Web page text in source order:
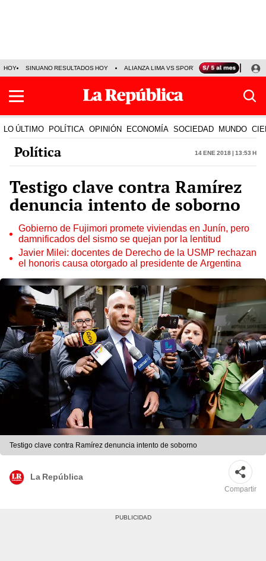
HOY SINUANO RESULTADOS HOY ALIANZA LIMA VS SPORT BOYS JORGE
LO ÚLTIMO POLÍTICA OPINIÓN ECONOMÍA SOCIEDAD MUNDO
Política 14 Ene 2018 | 13:53 h
Testigo clave contra Ramírez
denuncia intento de soborno
Gobierno de Fujimori promete viviendas en Junín, pero
damnificados del sismo se quejan por la lentitud
Javier Milei: docentes de Derecho de la USMP rechazan
el honoris causa otorgado al presidente de Argentina
Testigo clave contra Ramírez denuncia intento de soborno
La República
Compartir